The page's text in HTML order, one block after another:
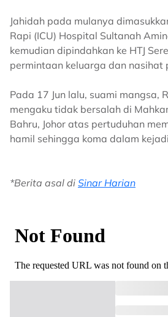
Jahidah pada mulanya
Rapi (ICU) Hospital Sultanah
kemudian dipindahkan ke HTJ
permintaan keluarga dan nasihat
Pada 17 Jun lalu, suami mangsa,
mengaku tidak bersalah di
Bahru, Johor atas pertuduhan
hamil sehingga koma dalam
*Berita asal di Sinar Harian